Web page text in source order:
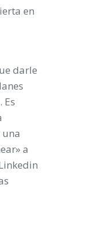
en
darle
Es
a